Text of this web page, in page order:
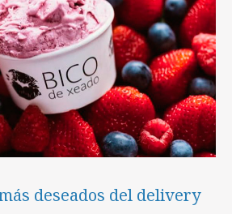
deseados del delivery